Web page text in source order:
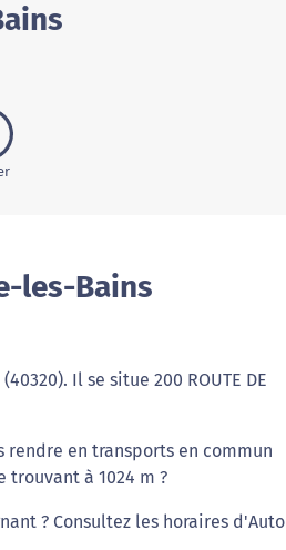
les-Bains
Il se situe 200 ROUTE DE
rendre en transports en commun
trouvant à 1024 m ?
? Consultez les horaires d'Auto